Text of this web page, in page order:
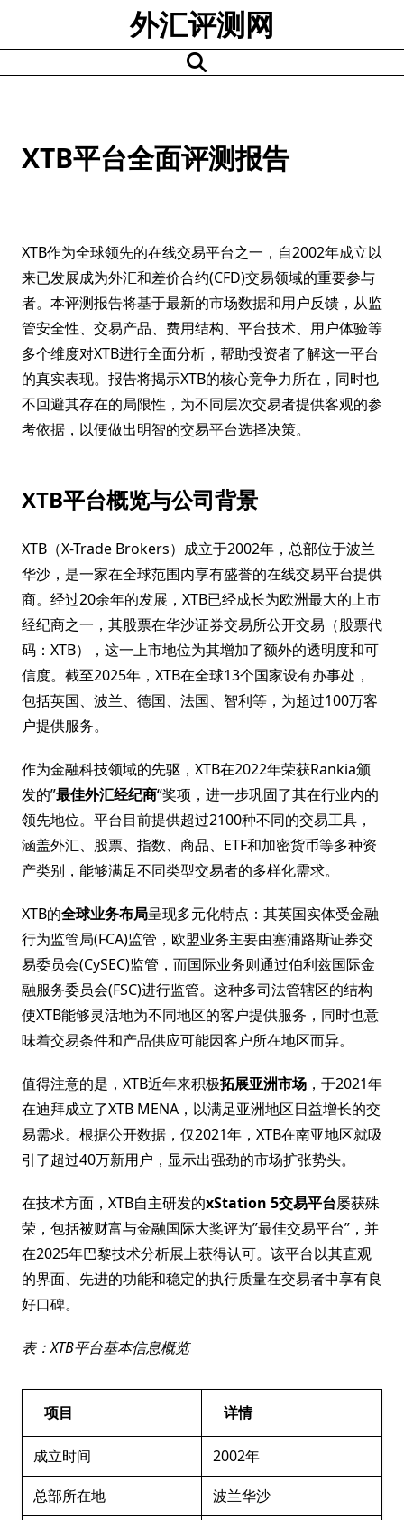
content
外汇评测网
XTB平台全面评测报告
XTB作为全球领先的在线交易平台之一，自2002年成立以
来已发展成为外汇和差价合约(CFD)交易领域的重要参与
者。本评测报告将基于最新的市场数据和用户反馈，从监
管安全性、交易产品、费用结构、平台技术、用户体验等
多个维度对XTB进行全面分析，帮助投资者了解这一平台
的真实表现。报告将揭示XTB的核心竞争力所在，同时也
不回避其存在的局限性，为不同层次交易者提供客观的参
考依据，以便做出明智的交易平台选择决策。
XTB平台概览与公司背景
XTB（X-Trade Brokers）成立于2002年，总部位于波兰
华沙，是一家在全球范围内享有盛誉的在线交易平台提供
商。经过20余年的发展，XTB已经成长为欧洲最大的上市
经纪商之一，其股票在华沙证券交易所公开交易（股票代
码：XTB），这一上市地位为其增加了额外的透明度和可
信度。截至2025年，XTB在全球13个国家设有办事处，
包括英国、波兰、德国、法国、智利等，为超过100万客
户提供服务。
作为金融科技领域的先驱，XTB在2022年荣获Rankia颁
发的”最佳外汇经纪商“奖项，进一步巩固了其在行业内的
领先地位。平台目前提供超过2100种不同的交易工具，
涵盖外汇、股票、指数、商品、ETF和加密货币等多种资
产类别，能够满足不同类型交易者的多样化需求。
XTB的全球业务布局呈现多元化特点：其英国实体受金融
行为监管局(FCA)监管，欧盟业务主要由塞浦路斯证券交
易委员会(CySEC)监管，而国际业务则通过伯利兹国际金
融服务委员会(FSC)进行监管。这种多司法管辖区的结构
使XTB能够灵活地为不同地区的客户提供服务，同时也意
味着交易条件和产品供应可能因客户所在地区而异。
值得注意的是，XTB近年来积极拓展亚洲市场 ，于2021年
在迪拜成立了XTB MENA，以满足亚洲地区日益增长的交
易需求。根据公开数据，仅2021年，XTB在南亚地区就吸
引了超过40万新用户，显示出强劲的市场扩张势头。
在技术方面，XTB自主研发的xStation 5交易平台屡获殊
荣，包括被财富与金融国际大奖评为”最佳交易平台”，并
在2025年巴黎技术分析展上获得认可。该平台以其直观
的界面、先进的功能和稳定的执行质量在交易者中享有良
好口碑。
表：XTB平台基本信息概览
项目 详情
成立时间
2002年
总部所在地
波兰华沙